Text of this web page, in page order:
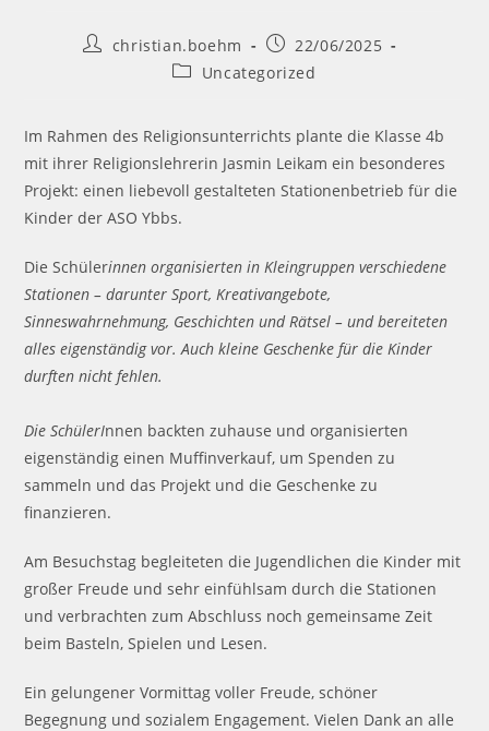
christian.boehm
22/06/2025
Uncategorized
Im Rahmen des Religionsunterrichts plante die Klasse 4b
mit ihrer Religionslehrerin Jasmin Leikam ein besonderes
Projekt: einen liebevoll gestalteten Stationenbetrieb für die
Kinder der ASO Ybbs.
Die Schülerinnen organisierten in Kleingruppen verschiedene
Stationen – darunter Sport, Kreativangebote,
Sinneswahrnehmung, Geschichten und Rätsel – und bereiteten
alles eigenständig vor. Auch kleine Geschenke für die Kinder
durften nicht fehlen.
Die SchülerInnen backten zuhause und organisierten
eigenständig einen Muffinverkauf, um Spenden zu
sammeln und das Projekt und die Geschenke zu
finanzieren.
Am Besuchstag begleiteten die Jugendlichen die Kinder mit
großer Freude und sehr einfühlsam durch die Stationen
und verbrachten zum Abschluss noch gemeinsame Zeit
beim Basteln, Spielen und Lesen.
Ein gelungener Vormittag voller Freude, schöner
Begegnung und sozialem Engagement. Vielen Dank an alle